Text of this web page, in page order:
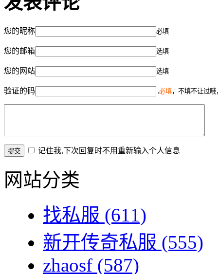
您的昵称 必填
您的邮箱 选填
您的网站 选填
验证的码 必填，不填不让过
记住我,下次回复时不用重新输入个人信息
网站分类
找私服 (611)
新开传奇私服 (555)
zhaosf (587)